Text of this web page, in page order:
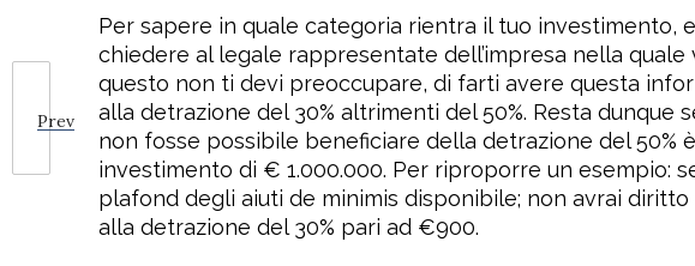
Prev
Per sapere in quale categoria rientra il tuo investimento,
chiedere al legale rappresentate dell’impresa nella
questo non ti devi preoccupare, di farti avere questa
alla detrazione del 30% altrimenti del 50%. Resta
non fosse possibile beneficiare della detrazione del 50%
investimento di € 1.000.000. Per riproporre un esempio:
plafond degli aiuti de minimis disponibile; non avrai diritto
alla detrazione del 30% pari ad €900.